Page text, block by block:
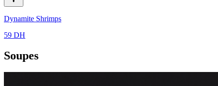
Dynamite Shrimps
59 DH
Soupes